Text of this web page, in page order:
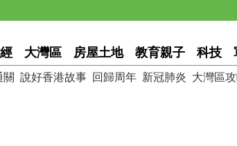
大灣區 房屋土地 教育親子 科技
關 說好香港故事 回歸周年 新冠肺炎 大灣區